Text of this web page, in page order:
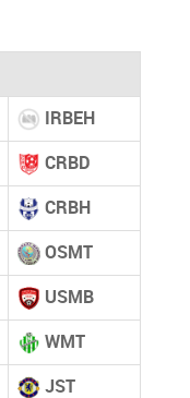
IRBEH
CRBD
CRBH
OSMT
USMB
WMT
JST